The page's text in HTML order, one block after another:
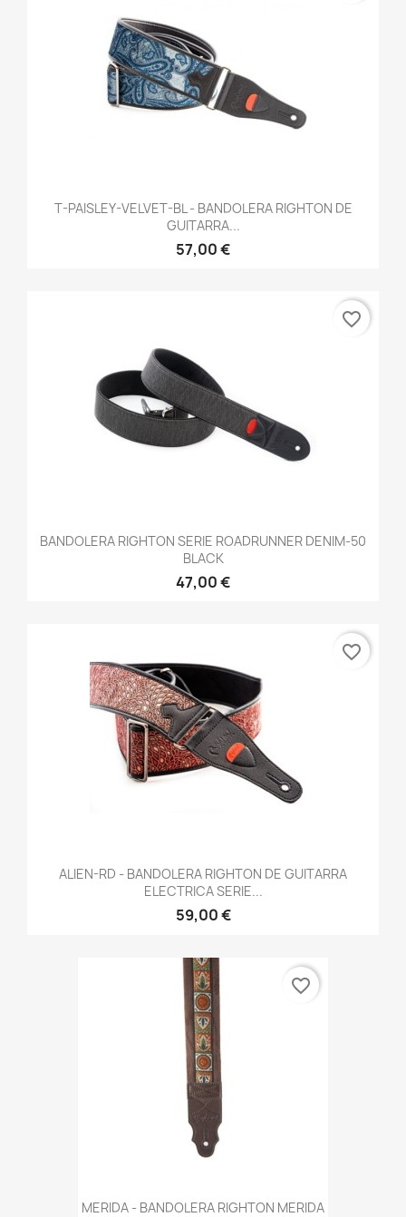
T-PAISLEY-VELVET-BL - BANDOLERA RIGHTON DE
GUITARRA...
57,00 €
BANDOLERA RIGHTON SERIE ROADRUNNER DENIM-50
BLACK
47,00 €
favorite_border
ALIEN-RD - BANDOLERA RIGHTON DE GUITARRA
ELECTRICA SERIE...
59,00 €
favorite_border
MERIDA - BANDOLERA RIGHTON MERIDA
favorite_border